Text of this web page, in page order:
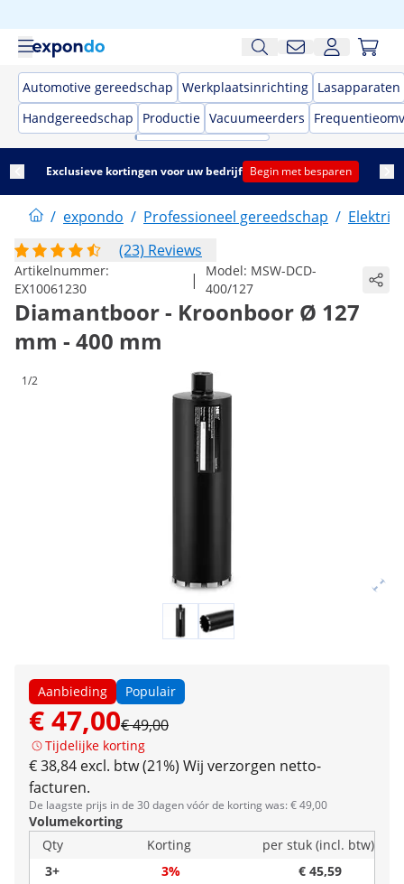
Automotive gereedschap Werkplaatsinrichting Lasapparaten
Handgereedschap
Productie Vacuumeerders
Exclusieve kortingen voor uw bedrijf Begin met besparen
/ expondo / Professioneel gereedschap /
(23) Reviews
Artikelnummer:
EX10061230
| Model: MSW-DCD-
400/127
Diamantboor - Kroonboor Ø 127
mm - 400 mm
1/2
Aanbieding Populair
€ 47,00€ 49,00
Tijdelijke korting
€ 38,84 excl. btw (21%) Wij verzorgen netto-
facturen.
De laagste prijs in de 30 dagen vóór de korting was: € 49,00
Volumekorting
Qty
Korting
per stuk (incl. btw)
3+
3%
€ 45,59